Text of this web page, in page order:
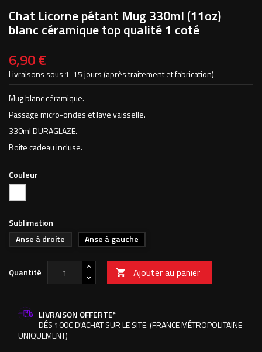
Chat Licorne pétant Mug 330ml (11oz)
blanc céramique top qualité 1 coté
6,90 €
Livraisons sous 1-15 jours (après traitement et fabrication)
Mug blanc céramique.
Passage micro-ondes et lave vaisselle.
330ml DURAGLAZE.
Boite cadeau incluse.
Couleur
Sublimation
Anse à droite
Anse à gauche
Quantité  Ajouter au panier
LIVRAISON OFFERTE*
DÉS 100€ D'ACHAT SUR LE SITE. (FRANCE MÉTROPOLITAINE
UNIQUEMENT)